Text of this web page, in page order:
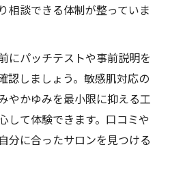
相談できる体制が整っていま
にパッチテストや事前説明を
認しましょう。敏感肌対応の
やかゆみを最小限に抑える工
して体験できます。口コミや
分に合ったサロンを見つける